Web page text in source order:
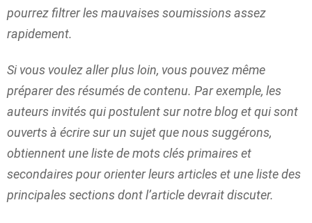
pourrez filtrer les mauvaises soumissions assez
rapidement.
Si vous voulez aller plus loin, vous pouvez même
préparer des résumés de contenu. Par exemple, les
auteurs invités qui postulent sur notre blog et qui sont
ouverts à écrire sur un sujet que nous suggérons,
obtiennent une liste de mots clés primaires et
secondaires pour orienter leurs articles et une liste des
principales sections dont l’article devrait discuter.